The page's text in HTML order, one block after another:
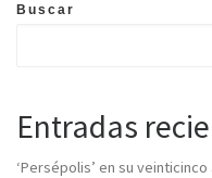
Buscar
Entradas
‘Persépolis’ en su